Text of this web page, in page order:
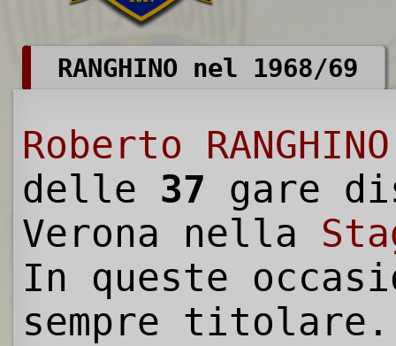
RANGHINO nel 1968/69
Roberto RANGHINO
delle 37 gare
Verona nella
In queste
sempre titolare.